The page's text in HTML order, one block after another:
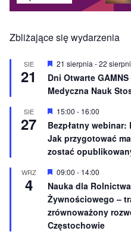
Zbliżające się wydarzenia
SIE
21
W
r
ó
n
o
n
e
21 sierpnia -22
Dni Otwarte
Medyczna Nauk
SIE
27
W
r
ó
ż
n
i
o
n
e
15:00 - 16:00
Bezpłatny
Jak przygotować
zostać
WRZ
4
W
r
ó
ż
n
i
09:00 - 14:00
Nauka dla
Żywnościowego –
zrównoważony
Częstochowie